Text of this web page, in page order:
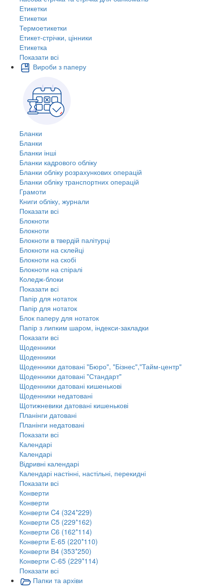
Етикетки
Етикетки
Термоетикетки
Етикет-стрічки, цінники
Етикетка
Показати всі
Вироби з паперу
Бланки
Бланки
Бланки інші
Бланки кадрового обліку
Бланки обліку розрахункових операцій
Бланки обліку транспортних операцій
Грамоти
Книги обліку, журнали
Показати всі
Блокноти
Блокноти
Блокноти в твердій палітурці
Блокноти на склейці
Блокноти на скобі
Блокноти на спіралі
Коледж-блоки
Показати всі
Папір для нотаток
Папір для нотаток
Блок паперу для нотаток
Папір з липким шаром, індекси-закладки
Показати всі
Щоденники
Щоденники
Щоденники датовані "Бюро", "Бізнес","Тайм-центр"
Щоденники датовані "Стандарт"
Щоденники датовані кишенькові
Щоденники недатовані
Щотижневики датовані кишенькові
Планінги датовані
Планінги недатовані
Показати всі
Календарі
Календарі
Відривні календарі
Календарі настінні, настільні, перекидні
Показати всі
Конверти
Конверти
Конверти C4 (324*229)
Конверти C5 (229*162)
Конверти C6 (162*114)
Конверти E-65 (220*110)
Конверти В4 (353*250)
Конверти С-65 (229*114)
Показати всі
Папки та архіви